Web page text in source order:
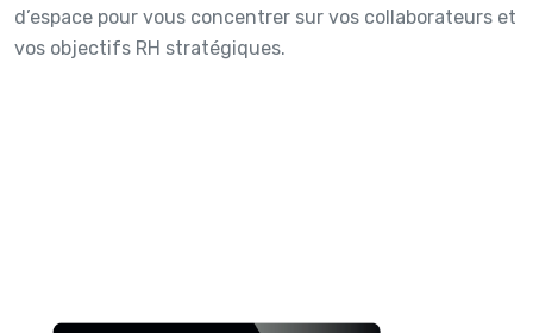
d’espace pour vous concentrer sur vos collaborateurs et
vos objectifs RH stratégiques.